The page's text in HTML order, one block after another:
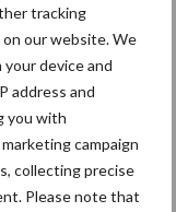
tracking
our website. We
device and
address and
you with
campaign
collecting precise
Please note that
handel
vaak